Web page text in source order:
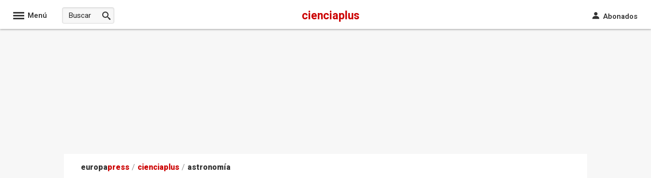
Menú cienciaplus Abonados
europapress / cienciaplus / astronomía